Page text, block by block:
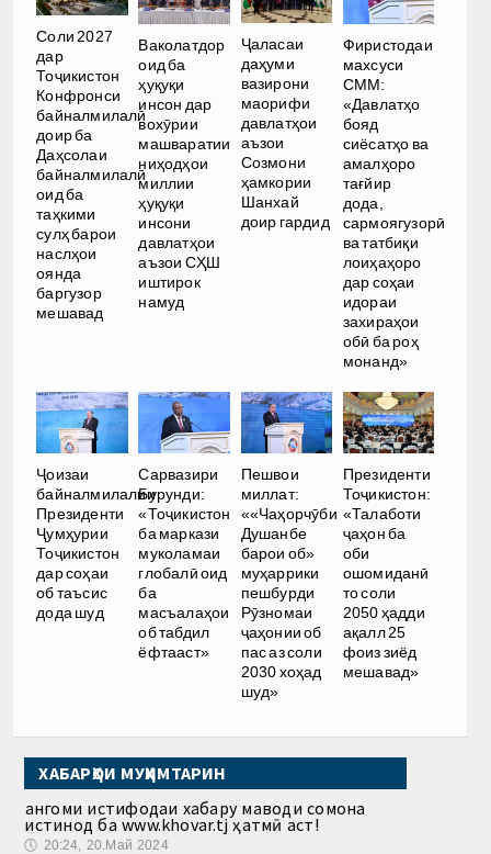
Соли 2027
дар
Тоҷикистон
Конфронси
байналмилалӣ
доир ба
Даҳсолаи
байналмилалӣ
оид ба
таҳкими
сулҳ барои
наслҳои
оянда
баргузор
мешавад
Ваколатдор
оид ба
ҳуқуқи
инсон дар
вохӯрии
машваратии
ниҳодҳои
миллии
ҳуқуқи
инсони
давлатҳои
аъзои СҲШ
иштирок
намуд
Ҷаласаи
даҳуми
вазирони
маорифи
давлатҳои
аъзои
Созмони
ҳамкории
Шанхай
доир гардид
Фиристодаи
махсуси
СММ:
«Давлатҳо
бояд
сиёсатҳо ва
амалҳоро
тағйир
дода,
сармоягузорӣ
ва татбиқи
лоиҳаҳоро
дар соҳаи
идораи
захираҳои
обӣ ба роҳ
монанд»
Ҷоизаи
байналмилалии
Президенти
Ҷумҳурии
Тоҷикистон
дар соҳаи
об таъсис
дода шуд
Сарвазири
Бурунди:
«Тоҷикистон
ба маркази
муколамаи
глобалӣ оид
ба
масъалаҳои
об табдил
ёфтааст»
Пешвои
миллат:
««Чаҳорчӯби
Душанбе
барои об»
муҳаррики
пешбурди
Рӯзномаи
ҷаҳонии об
пас аз соли
2030 хоҳад
шуд»
Президенти
Тоҷикистон:
«Талаботи
ҷаҳон ба
оби
ошомиданӣ
то соли
2050 ҳадди
ақалл 25
фоиз зиёд
мешавад»
ХАБАРҲОИ МУҲИМТАРИН
Ҳангоми истифодаи хабару маводи сомона
истинод ба www.khovar.tj ҳатмӣ аст!
🕔 20:24, 20.Май 2024